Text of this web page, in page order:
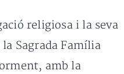
religiosa i la seva
Sagrada Família
amb la